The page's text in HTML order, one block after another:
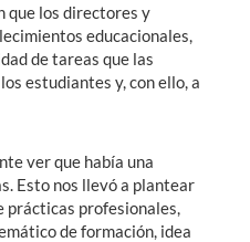
que los directores y
educacionales,
de tareas que las
estudiantes y, con ello, a
ver que había una
Esto nos llevó a plantear
prácticas profesionales,
de formación, idea